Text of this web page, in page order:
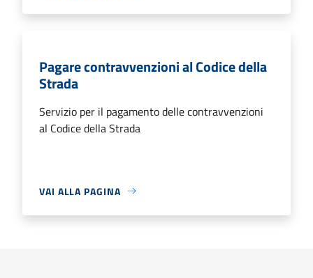
Pagare contravvenzioni al Codice della
Strada
Servizio per il pagamento delle contravvenzioni
al Codice della Strada
VAI ALLA PAGINA